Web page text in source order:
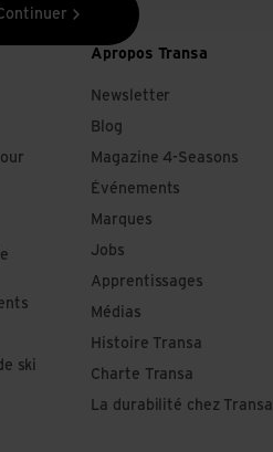
ski
Apropos Transa
Newsletter
Blog
Magazine 4-Seasons
Événements
Marques
Jobs
Apprentissages
Médias
Histoire Transa
Charte Transa
La durabilité chez Transa